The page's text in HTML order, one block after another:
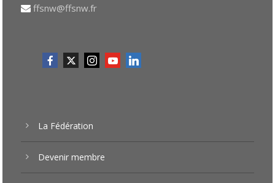
ffsnw@ffsnw.fr
La Fédération
Devenir membre